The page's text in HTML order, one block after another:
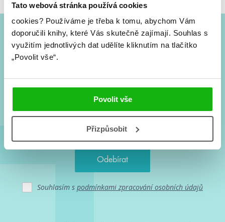
Tato webová stránka používá cookies
cookies? Používáme je třeba k tomu, abychom Vám
doporučili knihy, které Vás skutečně zajímají. Souhlas s
využitím jednotlivých dat udělíte kliknutím na tlačítko
„Povolit vše“.
Povolit vše
Přizpůsobit
#HumbookNews
Nové knihy, co se chystá, kvízy, soutěže, autoři, filmové
a seriálové adaptace a další.
Souhlasím s podmínkami zpracování osobních údajů